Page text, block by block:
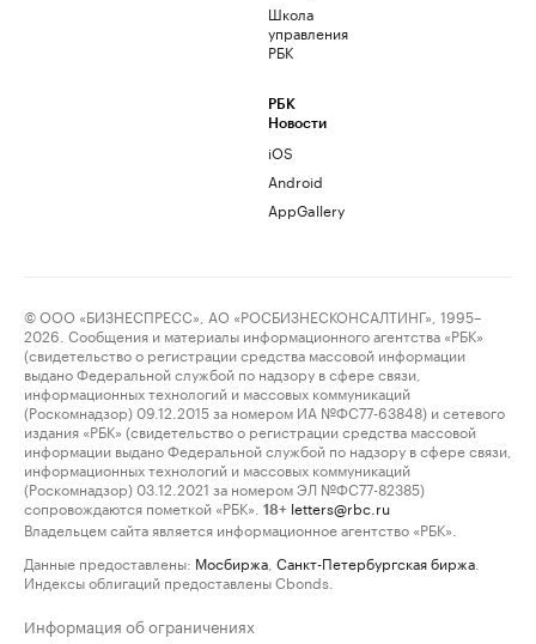
Школа
управления
РБК
РБК
Новости
iOS
Android
AppGallery
© ООО «БИЗНЕСПРЕСС», АО «РОСБИЗНЕСКОНСАЛТИНГ», 1995–
2026. Сообщения и материалы информационного агентства «РБК»
(свидетельство о регистрации средства массовой информации
выдано Федеральной службой по надзору в сфере связи,
информационных технологий и массовых коммуникаций
(Роскомнадзор) 09.12.2015 за номером ИА №ФС77-63848) и сетевого
издания «РБК» (свидетельство о регистрации средства массовой
информации выдано Федеральной службой по надзору в сфере связи,
информационных технологий и массовых коммуникаций
(Роскомнадзор) 03.12.2021 за номером ЭЛ №ФС77-82385)
сопровождаются пометкой «РБК».
18+ letters@rbc.ru
Владельцем сайта является информационное агентство «РБК».
Данные предоставлены: Мосбиржа Санкт-Петербургская биржа
Индексы облигаций предоставлены Cbonds.
Информация об ограничениях